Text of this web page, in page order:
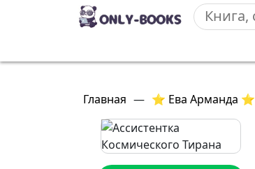
Главная — ⭐ Ева Арманда ⭐